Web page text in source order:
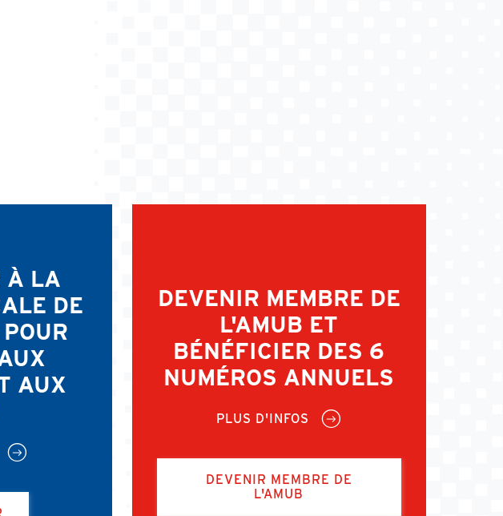
À LA
DE
AUX
DEVENIR MEMBRE DE
L'AMUB ET
BÉNÉFICIER DES 6
NUMÉROS ANNUELS
PLUS D'INFOS
DEVENIR MEMBRE DE
L'AMUB